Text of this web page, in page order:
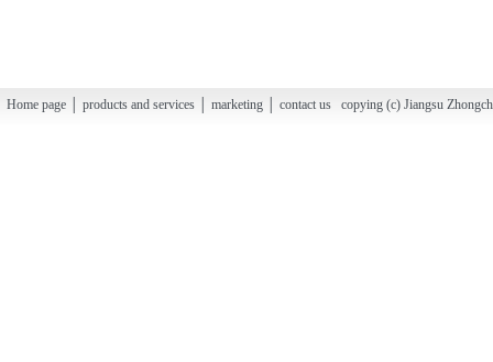
Home page │ products and services │ marketing │ contact us copying (c) Jiangsu